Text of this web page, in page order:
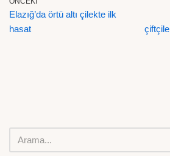
Elazığ’da örtü altı çilekte ilk
hasat